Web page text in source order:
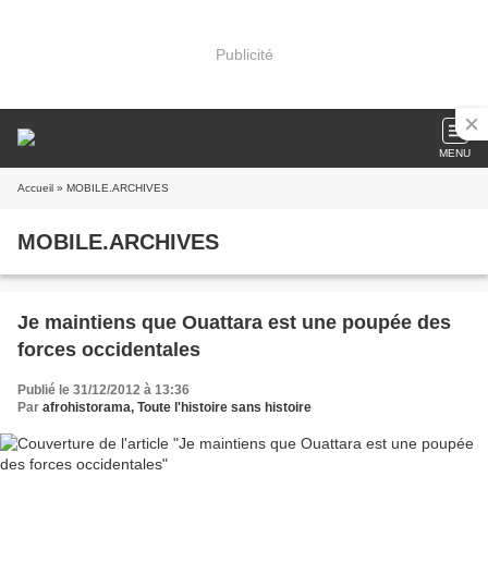
Publicité
MENU
Accueil » MOBILE.ARCHIVES
MOBILE.ARCHIVES
Je maintiens que Ouattara est une poupée des
forces occidentales
Publié le 31/12/2012 à 13:36
Par afrohistorama, Toute l'histoire sans histoire